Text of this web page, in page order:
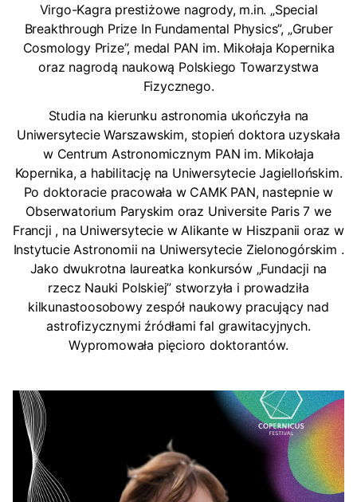
Virgo-Kagra prestiżowe nagrody, m.in. „Special
Breakthrough Prize In Fundamental Physics”, „Gruber
Cosmology Prize”, medal PAN im. Mikołaja Kopernika
oraz nagrodą naukową Polskiego Towarzystwa
Fizycznego.
Studia na kierunku astronomia ukończyła na
Uniwersytecie Warszawskim, stopień doktora uzyskała
w Centrum Astronomicznym PAN im. Mikołaja
Kopernika, a habilitację na Uniwersytecie Jagiellońskim.
Po doktoracie pracowała w CAMK PAN, nastepnie w
Obserwatorium Paryskim oraz Universite Paris 7 we
Francji , na Uniwersytecie w Alikante w Hiszpanii oraz w
Instytucie Astronomii na Uniwersytecie Zielonogórskim .
Jako dwukrotna laureatka konkursów „Fundacji na
rzecz Nauki Polskiej” stworzyła i prowadziła
kilkunastoosobowy zespół naukowy pracujący nad
astrofizycznymi źródłami fal grawitacyjnych.
Wypromowała pięcioro doktorantów.